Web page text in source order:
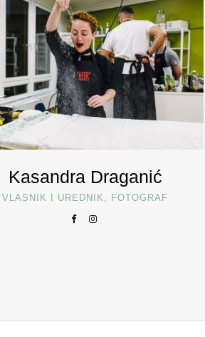
Kasandra Draganić
VLASNIK I UREDNIK, FOTOGRAF